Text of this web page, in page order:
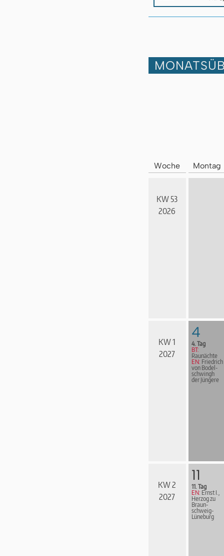
Woche Montag
KW 53
2026
KW 1
2027
4
4. Tag
BT:
Raunächte
EN: Friedrich
von Bodel­
schwingh
der Jüngere
KW 2
2027
11
11. Tag
EN: Ernst I.,
Herzog zu
Braun­
schweig-
Lüne­burg